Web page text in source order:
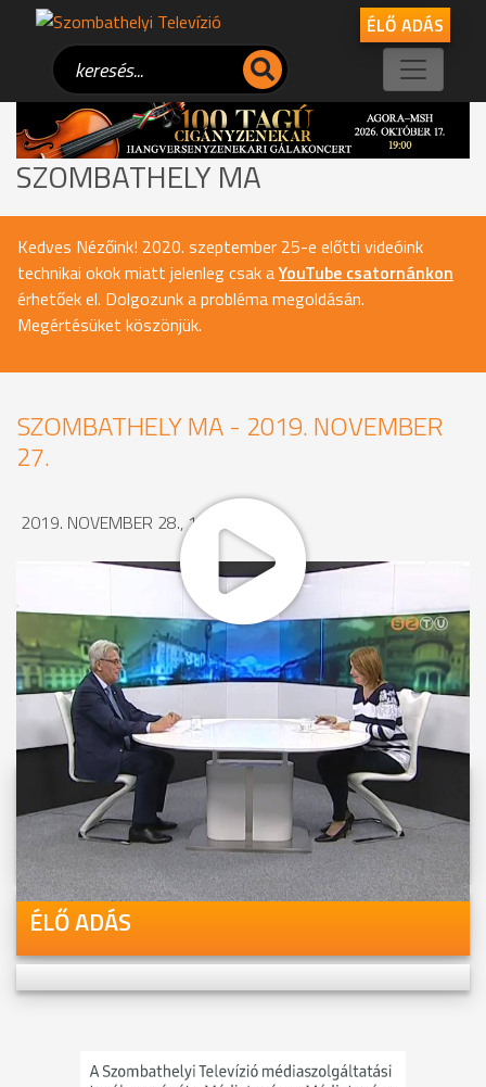
ÉLŐ ADÁS
SZOMBATHELY MA
Kedves Nézőink! 2020. szeptember 25-e előtti videóink
technikai okok miatt jelenleg csak aYouTube csatornánkon
érhetőek el. Dolgozunk a probléma megoldásán.
Megértésüket köszönjük.
SZOMBATHELY MA - 2019. NOVEMBER
27.
2019. NOVEMBER 28., 10:46
MEGOSZTÁS
Videóink megtekinthetőek
Youtube-csatornánkon is!
ÉLŐ ADÁS